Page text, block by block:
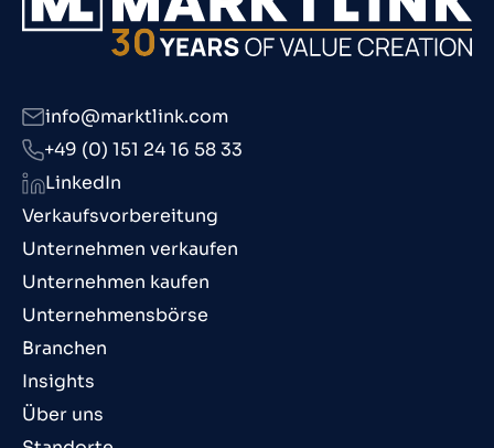
Verkaufsvorbereitung
Unternehmen verkaufen
Unternehmen kaufen
Unternehmensbörse
Branchen
Insights
Über uns
info@marktlink.com
+49 (0) 151 24 16 58 33
LinkedIn